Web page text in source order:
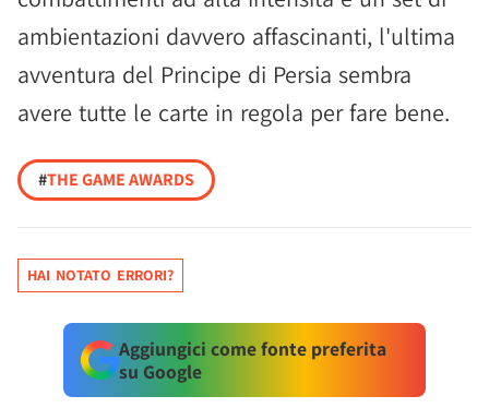
ambientazioni davvero affascinanti, l'ultima
avventura del Principe di Persia sembra
avere tutte le carte in regola per fare bene.
#THE GAME AWARDS
HAI NOTATO ERRORI?
Aggiungici come fonte preferita
su Google